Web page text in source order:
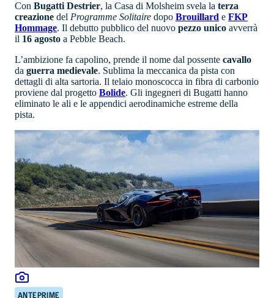
Con Bugatti Destrier, la Casa di Molsheim svela la terza
creazione del Programme Solitaire dopo Brouillard e FKP
Hommage. Il debutto pubblico del nuovo pezzo unico avverrà
il 16 agosto a Pebble Beach.
L’ambizione fa capolino, prende il nome dal possente cavallo
da guerra medievale. Sublima la meccanica da pista con
dettagli di alta sartoria. Il telaio monoscocca in fibra di carbonio
proviene dal progetto Bolide. Gli ingegneri di Bugatti hanno
eliminato le ali e le appendici aerodinamiche estreme della
pista.
ANTEPRIME